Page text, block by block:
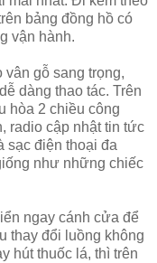
bảng đồng hồ có
vận hành.
gỗ sang trọng,
dàng thao tác. Trên
hòa 2 chiều công
radio cập nhật tin tức
sạc điện thoại đa
như những chiếc
ngay cánh cửa để
thay đổi luồng không
hút thuốc lá, thì trên